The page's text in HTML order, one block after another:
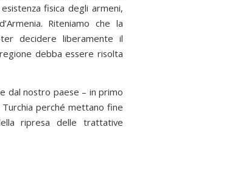
fisica degli armeni,
Riteniamo che la
decidere liberamente il
debba essere risolta
dal nostro paese – in primo
perché mettano fine
ripresa delle trattative